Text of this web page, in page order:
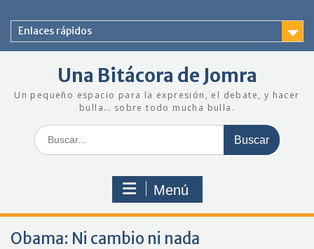
contenido
Enlaces rápidos
Una Bitácora de Jomra
Un pequeño espacio para la expresión, el debate, y hacer
bulla… sobre todo mucha bulla.
Buscar:
Menú
Obama: Ni cambio ni nada